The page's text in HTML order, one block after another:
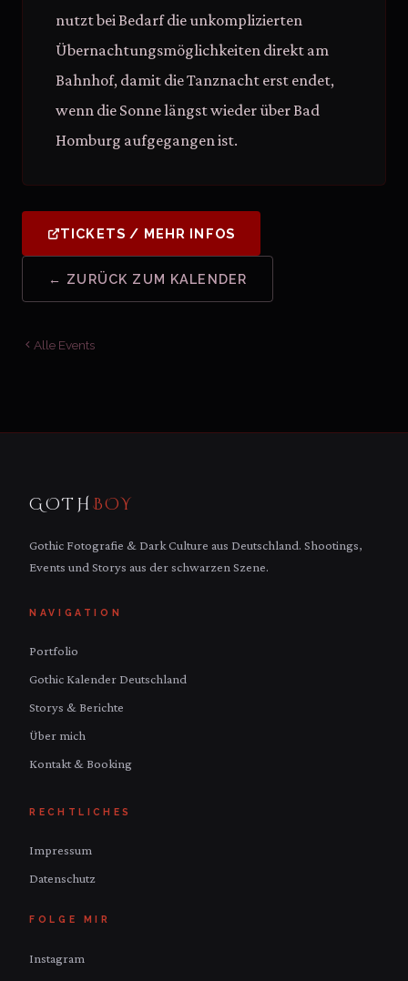
nutzt bei Bedarf die unkomplizierten
Übernachtungsmöglichkeiten direkt am
Bahnhof, damit die Tanznacht erst endet,
wenn die Sonne längst wieder über Bad
Homburg aufgegangen ist.
TICKETS / MEHR INFOS
← ZURÜCK ZUM KALENDER
Alle Events
GOTH BOY
Gothic Fotografie & Dark Culture aus Deutschland. Shootings,
Events und Storys aus der schwarzen Szene.
NAVIGATION
Portfolio
Gothic Kalender Deutschland
Storys & Berichte
Über mich
Kontakt & Booking
RECHTLICHES
Impressum
Datenschutz
FOLGE MIR
Instagram